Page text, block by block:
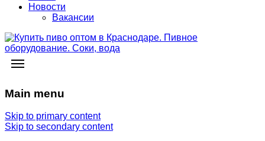
Новости
Вакансии
Main menu
Skip to primary content
Skip to secondary content